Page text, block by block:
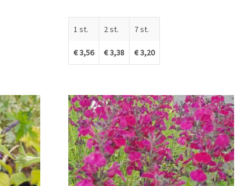
1 st.
€ 3,56
2 st.
€ 3,38
7 st.
€ 3,20